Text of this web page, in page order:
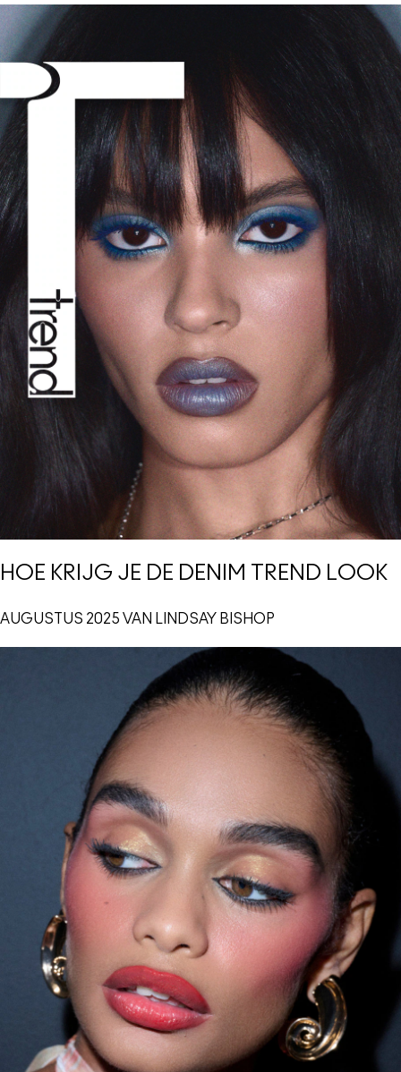
HOE KRIJG JE DE DENIM TREND LOOK
AUGUSTUS 2025 VAN LINDSAY BISHOP